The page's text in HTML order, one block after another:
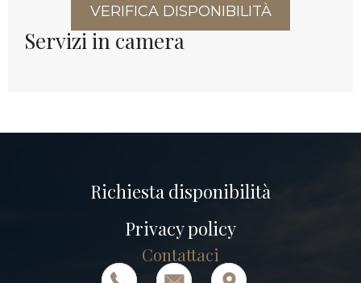
VERIFICA DISPONIBILITÀ
Servizi in camera
Richiesta disponibilità
Privacy policy
Contattaci